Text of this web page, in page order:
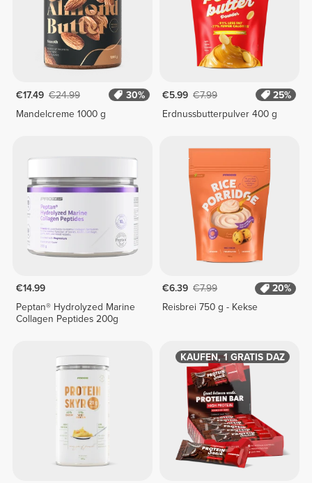
€17.49 €24.99
30%
Mandelcreme 1000 g
€5.99 €7.99
25%
Erdnussbutterpulver 400 g
€14.99
Peptan® Hydrolyzed Marine
Collagen Peptides 200g
€6.39 €7.99
20%
Reisbrei 750 g - Kekse
1 KAUFEN, 1 GRATIS DAZU